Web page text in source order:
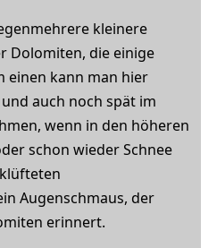
kleinere
Dolomiten, die einige
einen kann man hier
auch noch spät im
wenn in den höheren
schon wieder Schnee
Augenschmaus, der
erinnert.